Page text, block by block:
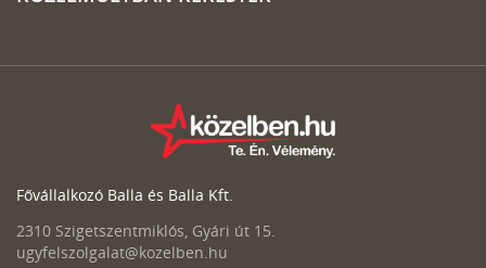
Fővállalkozó Balla és Balla Kft.
2310 Szigetszentmiklós, Gyári út 15.
ugyfelszolgalat@kozelben.hu